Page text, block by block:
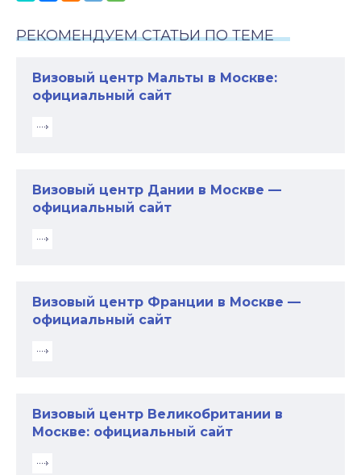
РЕКОМЕНДУЕМ СТАТЬИ ПО ТЕМЕ
Визовый центр Мальты в Москве:
официальный сайт
Визовый центр Дании в Москве —
официальный сайт
Визовый центр Франции в Москве —
официальный сайт
Визовый центр Великобритании в
Москве: официальный сайт